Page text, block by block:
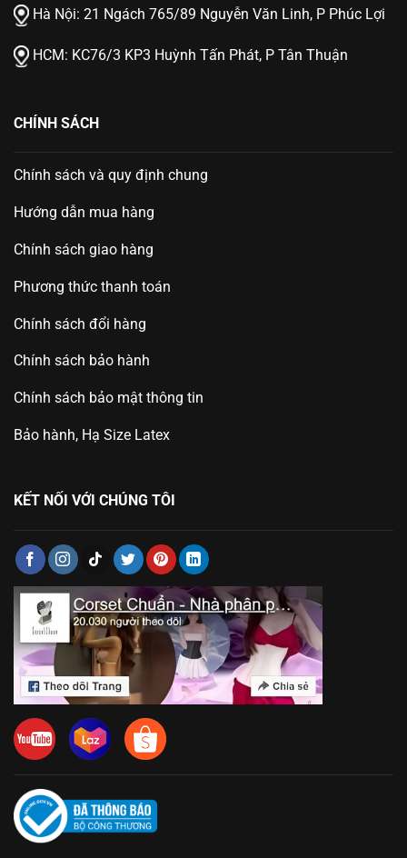
Hà Nội: 21 Ngách 765/89 Nguyễn Văn Linh, P Phúc Lợi
HCM: KC76/3 KP3 Huỳnh Tấn Phát, P Tân Thuận
CHÍNH SÁCH
Chính sách và quy định chung
Hướng dẫn mua hàng
Chính sách giao hàng
Phương thức thanh toán
Chính sách đổi hàng
Chính sách bảo hành
Chính sách bảo mật thông tin
Bảo hành, Hạ Size Latex
KẾT NỐI VỚI CHÚNG TÔI